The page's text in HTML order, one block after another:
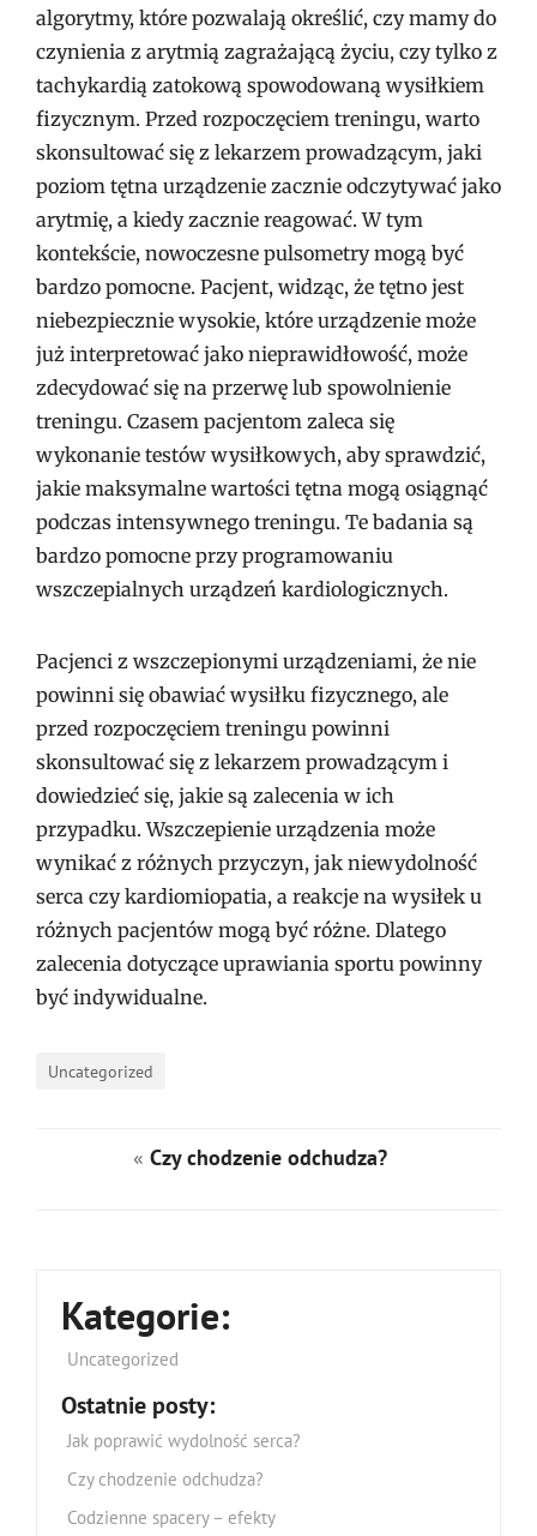
algorytmy, które pozwalają określić, czy mamy do
czynienia z arytmią zagrażającą życiu, czy tylko z
tachykardią zatokową spowodowaną wysiłkiem
fizycznym. Przed rozpoczęciem treningu, warto
skonsultować się z lekarzem prowadzącym, jaki
poziom tętna urządzenie zacznie odczytywać jako
arytmię, a kiedy zacznie reagować. W tym
kontekście, nowoczesne pulsometry mogą być
bardzo pomocne. Pacjent, widząc, że tętno jest
niebezpiecznie wysokie, które urządzenie może
już interpretować jako nieprawidłowość, może
zdecydować się na przerwę lub spowolnienie
treningu. Czasem pacjentom zaleca się
wykonanie testów wysiłkowych, aby sprawdzić,
jakie maksymalne wartości tętna mogą osiągnąć
podczas intensywnego treningu. Te badania są
bardzo pomocne przy programowaniu
wszczepialnych urządzeń kardiologicznych.
Pacjenci z wszczepionymi urządzeniami, że nie
powinni się obawiać wysiłku fizycznego, ale
przed rozpoczęciem treningu powinni
skonsultować się z lekarzem prowadzącym i
dowiedzieć się, jakie są zalecenia w ich
przypadku. Wszczepienie urządzenia może
wynikać z różnych przyczyn, jak niewydolność
serca czy kardiomiopatia, a reakcje na wysiłek u
różnych pacjentów mogą być różne. Dlatego
zalecenia dotyczące uprawiania sportu powinny
być indywidualne.
Uncategorized
« Czy chodzenie odchudza?
Kategorie:
Uncategorized
Ostatnie posty:
Jak poprawić wydolność serca?
Czy chodzenie odchudza?
Codzienne spacery – efekty